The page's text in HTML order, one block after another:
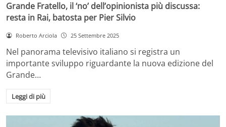
Grande Fratello, il ‘no’ dell’opinionista più discussa:
resta in Rai, batosta per Pier Silvio
Roberto Arciola 25 Settembre 2025
Nel panorama televisivo italiano si registra un
importante sviluppo riguardante la nuova edizione del
Grande…
Leggi di più